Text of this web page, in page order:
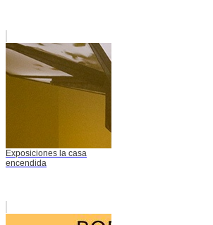
Exposiciones la casa
encendida